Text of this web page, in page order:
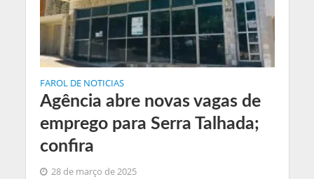
FAROL DE NOTICIAS
Agência abre novas vagas de
emprego para Serra Talhada;
confira
28 de março de 2025